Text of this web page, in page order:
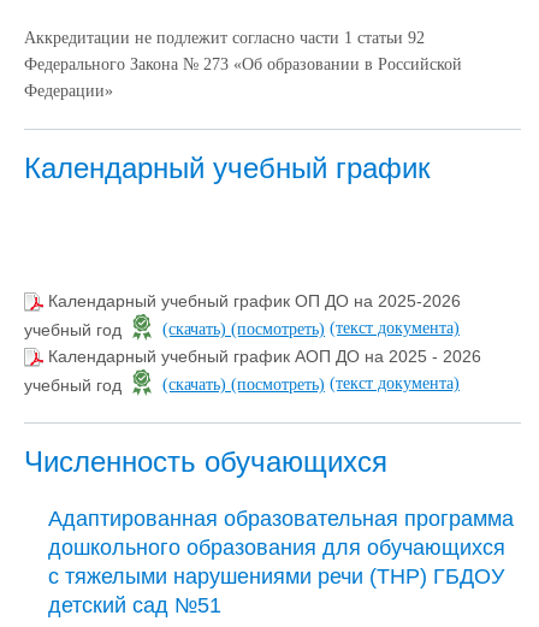
Аккредитации не подлежит согласно части 1 статьи 92
Федерального Закона № 273 «Об образовании в Российской
Федерации»
Календарный учебный график
Календарный учебный график ОП ДО на 2025-2026
учебный год
(скачать) (посмотреть) (текст документа)
Календарный учебный график АОП ДО на 2025 - 2026
учебный год
(скачать) (посмотреть) (текст документа)
Численность обучающихся
Адаптированная образовательная программа
дошкольного образования для обучающихся
с тяжелыми нарушениями речи (ТНР) ГБДОУ
детский сад №51